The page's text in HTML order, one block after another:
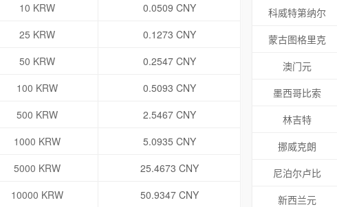
10 KRW
0.0509 CNY
25 KRW
0.1273 CNY
50 KRW
0.2547 CNY
100 KRW
0.5093 CNY
500 KRW
2.5467 CNY
1000 KRW
5.0935 CNY
5000 KRW
25.4673 CNY
10000 KRW
50.9347 CNY
科威特第纳尔
蒙古图格里克
澳门元
墨西哥比索
林吉特
挪威克朗
尼泊尔卢比
新西兰元